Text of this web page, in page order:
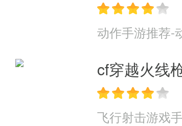
动作手游推荐-
cf穿越火线
飞行射击游戏